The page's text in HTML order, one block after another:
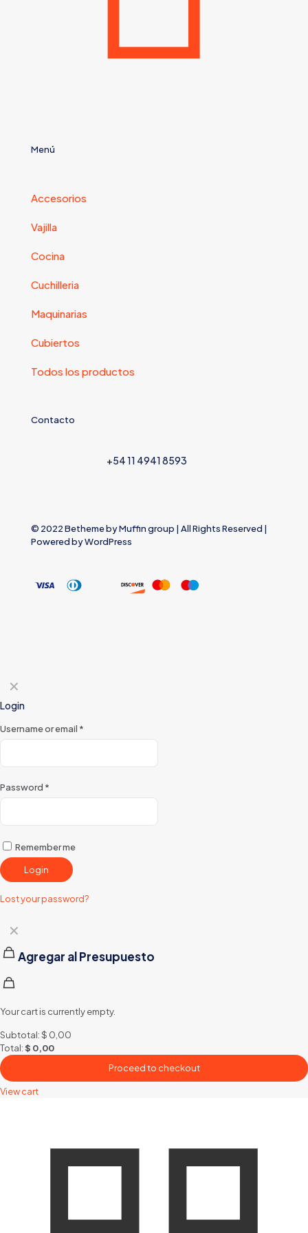
Menú
Accesorios
Vajilla
Cocina
Cuchilleria
Maquinarias
Cubiertos
Todos los productos
Contacto
+54 11 4941 8593
© 2022 Betheme byMuffin group | All Rights Reserved |
Powered byWordPress
✕
Login
Username or email *
Password *
Remember me
Login
Lost your password?
✕
Agregar al Presupuesto
Your cart is currently empty.
Subtotal:$ 0,00
Total:$ 0,00
Proceed to checkout
View cart